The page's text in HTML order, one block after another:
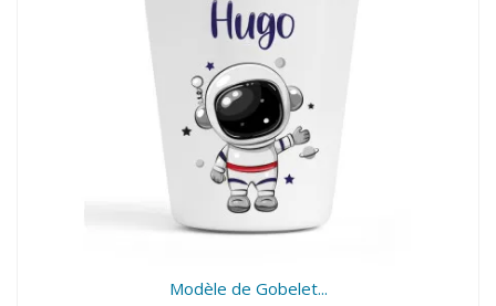
Modèle de Gobelet...